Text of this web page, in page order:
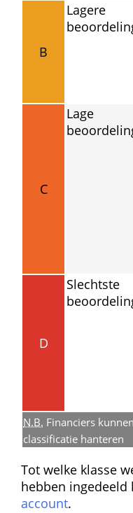
N.B. Financiers
classificatie hanteren
B
Lagere
C
Lage
D
Slechtste
Tot welke klasse
hebben
account.